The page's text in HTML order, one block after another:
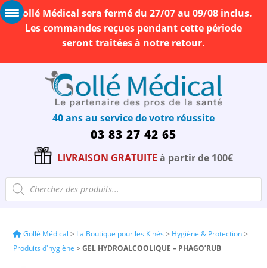
Gollé Médical sera fermé du 27/07 au 09/08 inclus.
Les commandes reçues pendant cette période
seront traitées à notre retour.
40 ans au service de votre réussite
03 83 27 42 65
LIVRAISON GRATUITE à partir de 100€
Recherche
de
produits
Gollé Médical > La Boutique pour les Kinés > Hygiène & Protection>
Produits d'hygiène >GEL HYDROALCOOLIQUE – PHAGO’RUB